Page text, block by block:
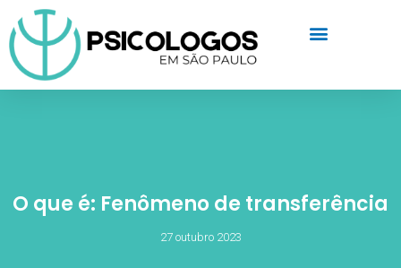
O que é: Fenômeno de transferência
27 outubro 2023